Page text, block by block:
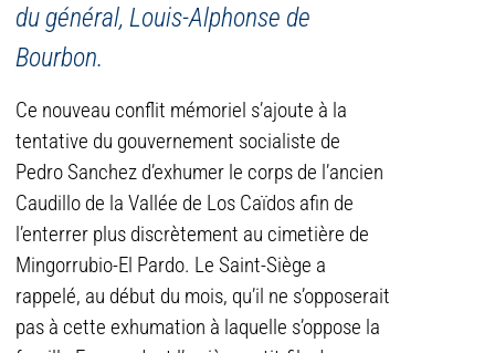
du général, Louis-Alphonse de
Bourbon.
Ce nouveau conflit mémoriel s’ajoute à la
tentative du gouvernement socialiste de
Pedro Sanchez d’exhumer le corps de l’ancien
Caudillo de la Vallée de Los Caïdos afin de
l’enterrer plus discrètement au cimetière de
Mingorrubio-El Pardo. Le Saint-Siège a
rappelé, au début du mois, qu’il ne s’opposerait
pas à cette exhumation à laquelle s’oppose la